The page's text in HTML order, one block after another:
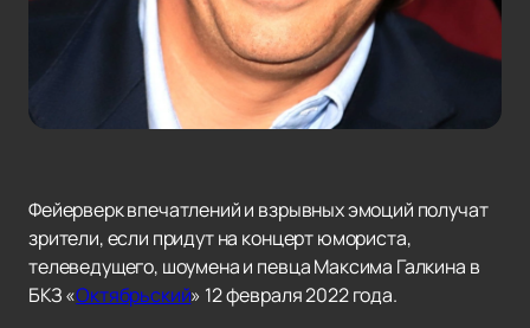
Фейерверк впечатлений и взрывных эмоций получат
зрители, если придут на концерт юмориста,
телеведущего, шоумена и певца Максима Галкина в
БКЗ «Октябрьский» 12 февраля 2022 года.